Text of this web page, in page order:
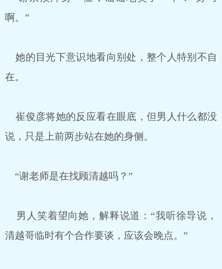
啊。”
她的目光下意识地看向别处，整个人特别不自
在。
崔俊彦将她的反应看在眼底，但男人什么都没
说，只是上前两步站在她的身侧。
“谢老师是在找顾清越吗？”
男人笑着望向她，解释说道：“我听徐导说，
清越哥临时有个合作要谈，应该会晚点。”